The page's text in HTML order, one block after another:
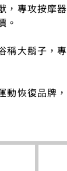
，專攻按摩
。
稱大鬍子，
動恢復品牌